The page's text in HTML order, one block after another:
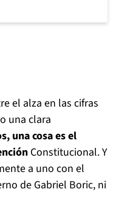
el alza en las cifras
una clara
una cosa es el
Constitucional. Y
a uno con el
de Gabriel Boric, ni